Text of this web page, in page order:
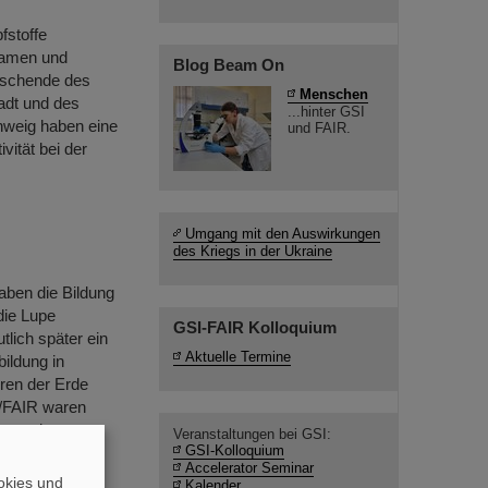
und
des
und des
haben eine
bei der
die Bildung
Lupe
später ein
in
der Erde
waren
Blog Beam On
Menschen
...hinter GSI
und FAIR.
Umgang mit den Auswirkungen
des Kriegs in der Ukraine
GSI-FAIR Kolloquium
Aktuelle Termine
Veranstaltungen bei GSI:
GSI-Kolloquium
Accelerator Seminar
und